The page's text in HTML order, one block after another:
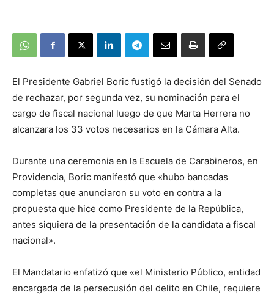
El Presidente Gabriel Boric fustigó la decisión del Senado
de rechazar, por segunda vez, su nominación para el
cargo de fiscal nacional luego de que Marta Herrera no
alcanzara los 33 votos necesarios en la Cámara Alta.
Durante una ceremonia en la Escuela de Carabineros, en
Providencia, Boric manifestó que «hubo bancadas
completas que anunciaron su voto en contra a la
propuesta que hice como Presidente de la República,
antes siquiera de la presentación de la candidata a fiscal
nacional».
El Mandatario enfatizó que «el Ministerio Público, entidad
encargada de la persecusión del delito en Chile, requiere